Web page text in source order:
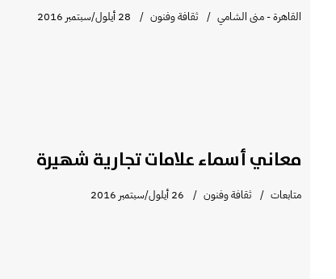
القاهرة - منى الشامي ثقافة وفنون 28 أيلول/سبتمبر 2016
معاني أسماء علامات تجارية شهيرة
متابعات ثقافة وفنون 26 أيلول/سبتمبر 2016